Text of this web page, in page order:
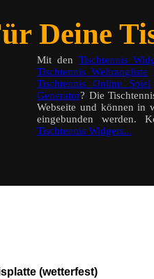
Deine
Mit den Tischtennis
Tischtennis Weltrangliste
Tischtennis Online Spiel
Generator? Die
Webseite und können in
eingebunden werden.
Tischtennis Widgets...
(wetterfest)